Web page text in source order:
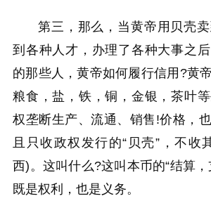
第三，那么，当黄帝用贝壳
到各种人才，办理了各种大事之
的那些人，黄帝如何履行信用?黄
粮食，盐，铁，铜，金银，茶叶
权垄断生产、流通、销售!价格，
且只收政权发行的“贝壳”，不收
西)。这叫什么?这叫本币的“结算，
既是权利，也是义务。